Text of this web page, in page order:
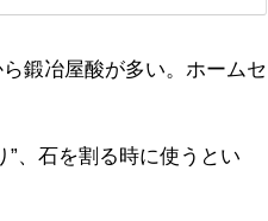
鍛冶屋酸が多い。ホームセ
、石を割る時に使うとい